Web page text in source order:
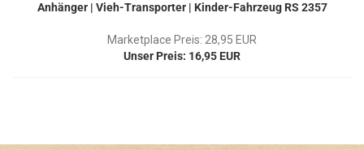
Anhänger | Vieh-Transporter | Kinder-Fahrzeug RS 2357
Marketplace Preis: 28,95 EUR
Unser Preis: 16,95 EUR